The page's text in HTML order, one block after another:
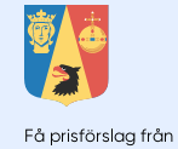
Få prisförslag